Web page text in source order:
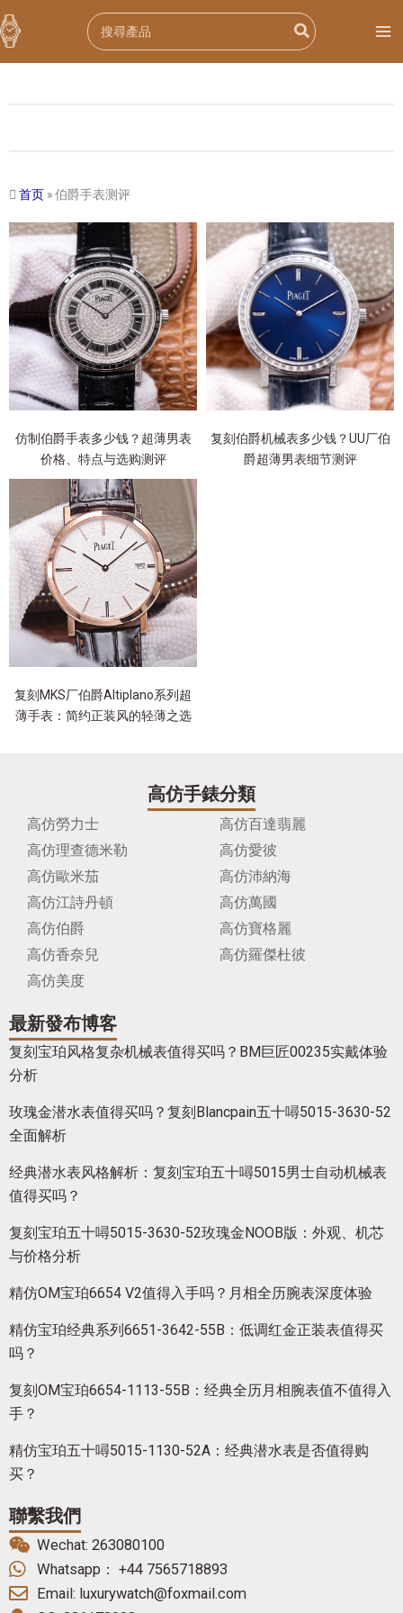
跳
至
内
Search
for:
首页 »伯爵手表测评
仿制伯爵手表多少钱？超薄男表
价格、特点与选购测评
复刻伯爵机械表多少钱？UU厂伯
爵超薄男表细节测评
复刻MKS厂伯爵Altiplano系列超
薄手表：简约正装风的轻薄之选
高仿手錶分類
高仿勞力士
高仿百達翡麗
高仿理查德米勒
高仿愛彼
高仿歐米茄
高仿沛納海
高仿江詩丹頓
高仿萬國
高仿伯爵
高仿寶格麗
高仿香奈兒
高仿羅傑杜彼
高仿美度
最新發布博客
复刻宝珀风格复杂机械表值得买吗？BM巨匠00235实戴体验
分析
玫瑰金潜水表值得买吗？复刻Blancpain五十噚5015-3630-52
全面解析
经典潜水表风格解析：复刻宝珀五十噚5015男士自动机械表
值得买吗？
复刻宝珀五十噚5015-3630-52玫瑰金NOOB版：外观、机芯
与价格分析
精仿OM宝珀6654 V2值得入手吗？月相全历腕表深度体验
精仿宝珀经典系列6651-3642-55B：低调红金正装表值得买
吗？
复刻OM宝珀6654-1113-55B：经典全历月相腕表值不值得入
手？
精仿宝珀五十噚5015-1130-52A：经典潜水表是否值得购
买？
聯繫我們
Wechat: 263080100
Whatsapp： +44 7565718893
Email: luxurywatch@foxmail.com